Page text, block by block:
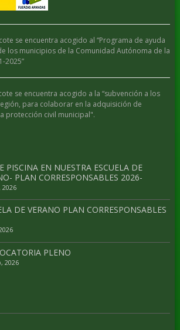
se encuentra acogido al “Programa de ayuda
los municipios de la Comunidad Autónoma de la
2025”
se encuentra acogido a la “subvención a los
para colaborar en la adquisición de
protección civil municipal".
PISCINA EN NUESTRA ESCUELA DE
PLAN CORRESPONSABLES 2026-
DE VERANO PLAN CORRESPONSABLES
PLENO
2026